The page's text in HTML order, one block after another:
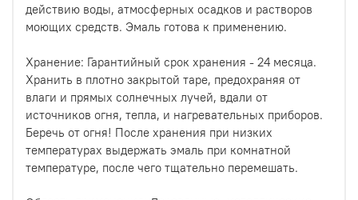
действию воды, атмосферных осадков и растворов
моющих средств. Эмаль готова к применению.
Хранение: Гарантийный срок хранения - 24 месяца.
Хранить в плотно закрытой таре, предохраняя от
влаги и прямых солнечных лучей, вдали от
источников огня, тепла, и нагревательных приборов.
Беречь от огня! После хранения при низких
температурах выдержать эмаль при комнатной
температуре, после чего тщательно перемешать.